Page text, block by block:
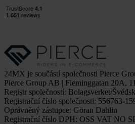
24MX je součástí společnosti Pierce
Pierce Group AB | Fleminggatan 20A,
Registr společností: Bolagsverket/
Registrační číslo společnosti: 556763-
Oprávněný zástupce: Göran Dahlin
Registrační číslo DPH: OSS VAT NO